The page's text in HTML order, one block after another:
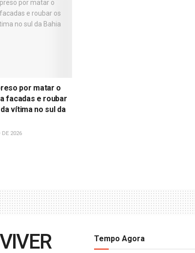
por matar o
facadas e roubar
vítima no sul da
DE 2026
Tempo Agora